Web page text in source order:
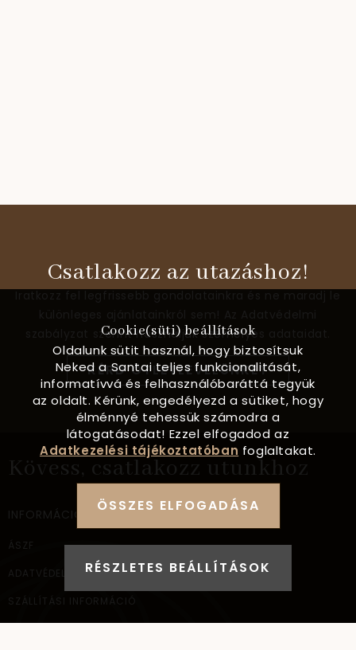
Csatlakozz az utazáshoz!
szabályzat szerint használjuk személyes adataidat.
KÉRD ÖTLETLEVELÜNKET
Kövess, csatlakozz utunkhoz
INFORMÁCIÓ
ÁSZF
ADATVÉDELEM
SZÁLLÍTÁSI INFORMÁCIÓ
Cookie(süti) beállítások
Oldalunk sütit használ, hogy biztosítsuk
Neked a Santai teljes funkcionalitását,
informatívvá és felhasználóbaráttá tegyük
az oldalt. Kérünk, engedélyezd a sütiket, hogy
élménnyé tehessük számodra a
látogatásodat! Ezzel elfogadod az
Adatkezelési tájékoztatóban foglaltakat.
ÖSSZES ELFOGADÁSA
RÉSZLETES BEÁLLÍTÁSOK